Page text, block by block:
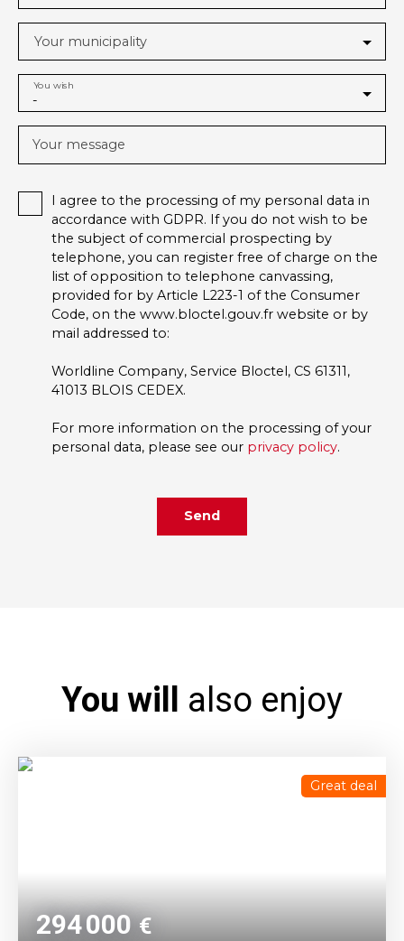
Your municipality
-
You wish
Your message
I agree to the processing of my personal data in
accordance with GDPR. If you do not wish to be
the subject of commercial prospecting by
telephone, you can register free of charge on the
list of opposition to telephone canvassing,
provided for by Article L223-1 of the Consumer
Code, on the www.bloctel.gouv.fr website or by
mail addressed to:
Worldline Company, Service Bloctel, CS 61311,
41013 BLOIS CEDEX.
For more information on the processing of your
personal data, please see our privacy policy.
Send
You will also enjoy
294 000€
Great deal